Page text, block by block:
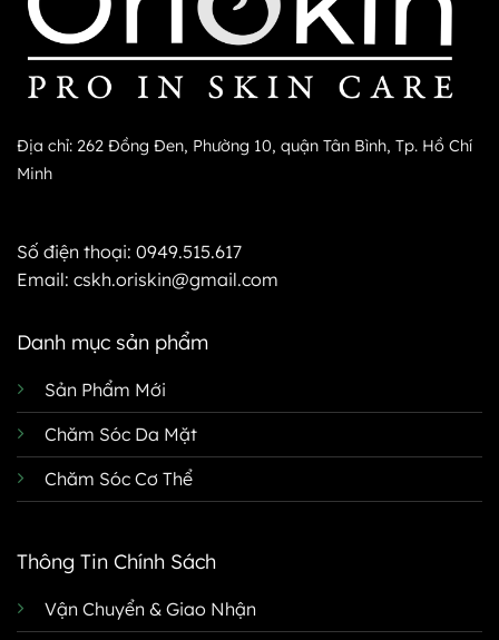
Địa chỉ: 262 Đồng Đen, Phường 10, quận Tân Bình, Tp. Hồ Chí
Minh
Số điện thoại: 0949.515.617
Email: cskh.oriskin@gmail.com
Danh mục sản phẩm
Sản Phẩm Mới
Chăm Sóc Da Mặt
Chăm Sóc Cơ Thể
Thông Tin Chính Sách
Vận Chuyển & Giao Nhận